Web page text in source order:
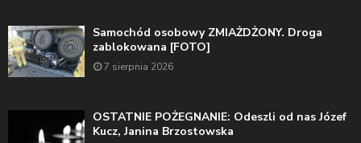
Samochód osobowy ZMIAŻDŻONY. Droga
zablokowana [FOTO]
7 sierpnia 2026
OSTATNIE POŻEGNANIE: Odeszli od nas Józef
Kucz, Janina Brzostowska